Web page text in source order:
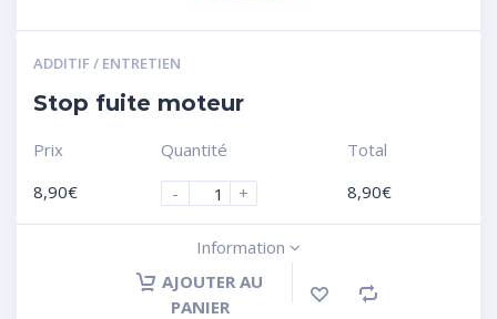
ADDITIF / ENTRETIEN
Stop fuite moteur
Prix
8,90€
Quantité
-
+
Total
8,90€
Information
AJOUTER AU
PANIER